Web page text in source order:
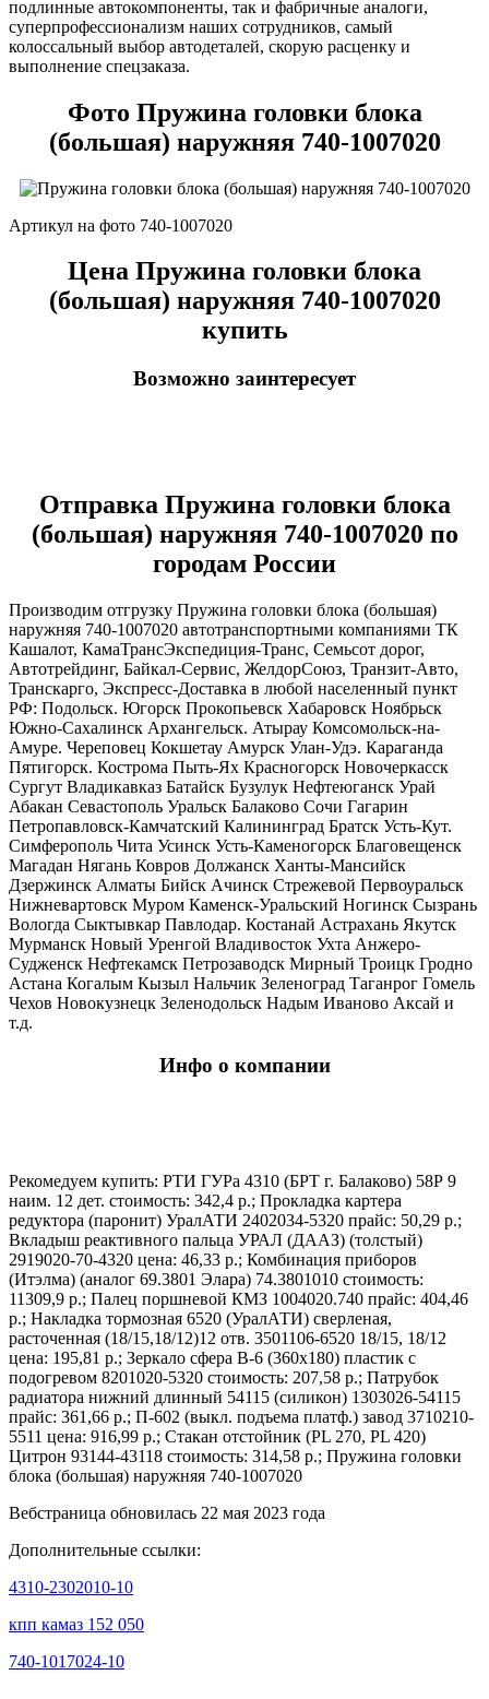
подлинные автокомпоненты, так и фабричные аналоги,
суперпрофессионализм наших сотрудников, самый
колоссальный выбор автодеталей, скорую расценку и
выполнение спецзаказа.
Фото Пружина головки блока
(большая) наружняя 740-1007020
Артикул на фото 740-1007020
Цена Пружина головки блока
(большая) наружняя 740-1007020
купить
Возможно заинтересует
Отправка Пружина головки блока
(большая) наружняя 740-1007020 по
городам России
Производим отгрузку Пружина головки блока (большая)
наружняя 740-1007020 автотранспортными компаниями ТК
Кашалот, КамаТрансЭкспедиция-Транс, Семьсот дорог,
Автотрейдинг, Байкал-Сервис, ЖелдорСоюз, Транзит-Авто,
Транскарго, Экспресс-Доставка в любой населенный пункт
РФ: Подольск. Югорск Прокопьевск Хабаровск Ноябрьск
Южно-Сахалинск Архангельск. Атырау Комсомольск-на-
Амуре. Череповец Кокшетау Амурск Улан-Удэ. Караганда
Пятигорск. Кострома Пыть-Ях Красногорск Новочеркасск
Сургут Владикавказ Батайск Бузулук Нефтеюганск Урай
Абакан Севастополь Уральск Балаково Сочи Гагарин
Петропавловск-Камчатский Калининград Братск Усть-Кут.
Симферополь Чита Усинск Усть-Каменогорск Благовещенск
Магадан Нягань Ковров Должанск Ханты-Мансийск
Дзержинск Алматы Бийск Ачинск Стрежевой Первоуральск
Нижневартовск Муром Каменск-Уральский Ногинск Сызрань
Вологда Сыктывкар Павлодар. Костанай Астрахань Якутск
Мурманск Новый Уренгой Владивосток Ухта Анжеро-
Судженск Нефтекамск Петрозаводск Мирный Троицк Гродно
Астана Когалым Кызыл Нальчик Зеленоград Таганрог Гомель
Чехов Новокузнецк Зеленодольск Надым Иваново Аксай и
т.д.
Инфо о компании
Рекомедуем купить: РТИ ГУРа 4310 (БРТ г. Балаково) 58Р 9
наим. 12 дет. стоимость: 342,4 р.; Прокладка картера
редуктора (паронит) УралАТИ 2402034-5320 прайс: 50,29 р.;
Вкладыш реактивного пальца УРАЛ (ДААЗ) (толстый)
2919020-70-4320 цена: 46,33 р.; Комбинация приборов
(Итэлма) (аналог 69.3801 Элара) 74.3801010 стоимость:
11309,9 р.; Палец поршневой КМЗ 1004020.740 прайс: 404,46
р.; Накладка тормозная 6520 (УралАТИ) сверленая,
расточенная (18/15,18/12)12 отв. 3501106-6520 18/15, 18/12
цена: 195,81 р.; Зеркало сфера В-6 (360х180) пластик с
подогревом 8201020-5320 стоимость: 207,58 р.; Патрубок
радиатора нижний длинный 54115 (силикон) 1303026-54115
прайс: 361,66 р.; П-602 (выкл. подъема платф.) завод 3710210-
5511 цена: 916,99 р.; Стакан отстойник (PL 270, PL 420)
Цитрон 93144-43118 стоимость: 314,58 р.; Пружина головки
блока (большая) наружняя 740-1007020
Вебстраница обновилась 22 мая 2023 года
Дополнительные ссылки:
4310-2302010-10
кпп камаз 152 050
740-1017024-10